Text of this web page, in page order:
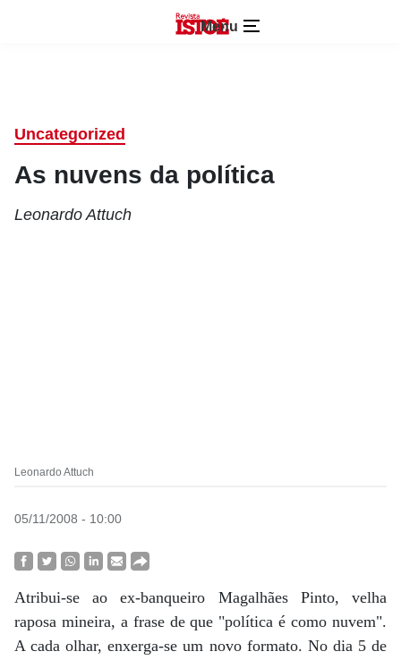
Menu
Uncategorized
As nuvens da política
Leonardo Attuch
Leonardo Attuch
05/11/2008 - 10:00
Atribui-se ao ex-banqueiro Magalhães Pinto, velha
raposa mineira, a frase de que "política é como nuvem".
A cada olhar, enxerga-se um novo formato. No dia 5 de